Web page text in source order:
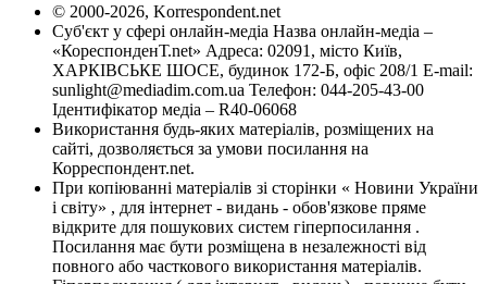
© 2000-2026, Korrespondent.net
Суб'єкт у сфері онлайн-медіа Назва онлайн-медіа –
«КореспонденТ.net» Адреса: 02091, місто Київ,
ХАРКІВСЬКЕ ШОСЕ, будинок 172-Б, офіс 208/1 E-mail:
sunlight@mediadim.com.ua Телефон: 044-205-43-00
Ідентифікатор медіа – R40-06068
Використання будь-яких матеріалів, розміщених на
сайті, дозволяється за умови посилання на
Корреспондент.net.
При копіюванні матеріалів зі сторінки « Новини України
і світу» , для інтернет - видань - обов'язкове пряме
відкрите для пошукових систем гіперпосилання .
Посилання має бути розміщена в незалежності від
повного або часткового використання матеріалів.